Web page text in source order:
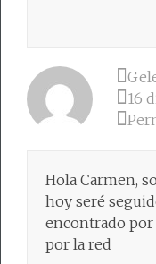
16
Hola Carmen,
hoy seré
encontrado por
por la red